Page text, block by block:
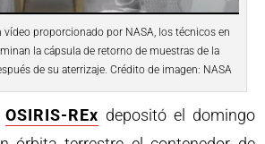
vídeo proporcionado por NASA, los técnicos en
la cápsula de retorno de muestras de la
de su aterrizaje. Crédito de imagen: NASA
OSIRIS-REx depositó el domingo